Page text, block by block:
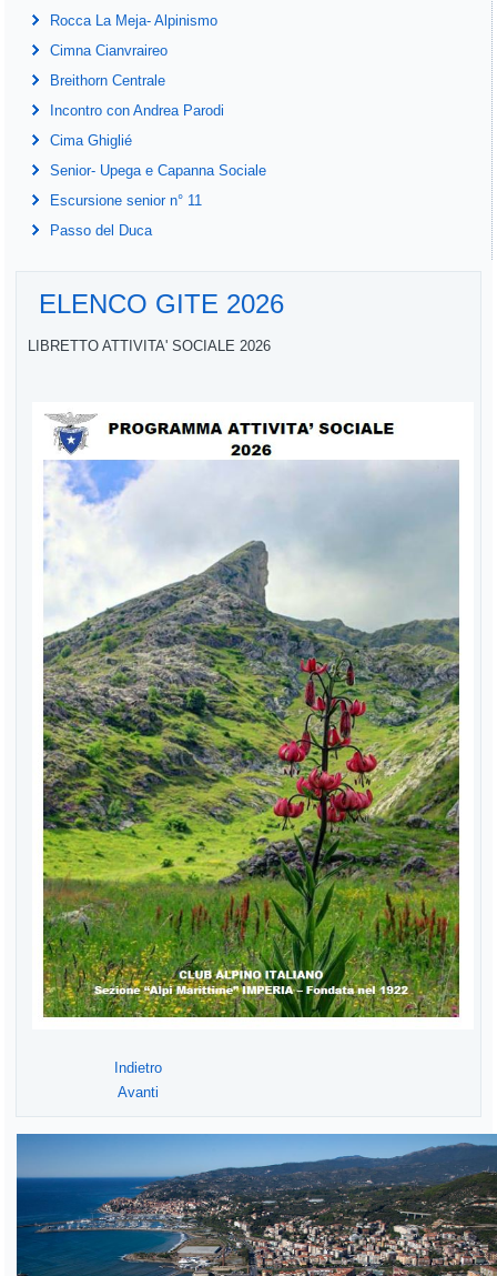
Rocca La Meja- Alpinismo
Cimna Cianvraireo
Breithorn Centrale
Incontro con Andrea Parodi
Cima Ghiglié
Senior- Upega e Capanna Sociale
Escursione senior n° 11
Passo del Duca
ELENCO GITE 2026
LIBRETTO ATTIVITA' SOCIALE 2026
Indietro
Avanti